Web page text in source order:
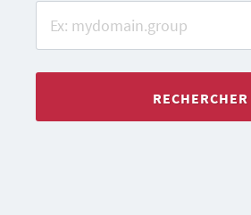
RECHERCHER